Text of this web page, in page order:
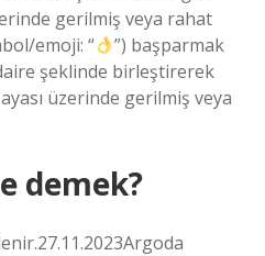
gerilmiş veya rahat
emoji: “
”) başparmak
şeklinde birleştirerek
üzerinde gerilmiş veya
demek?